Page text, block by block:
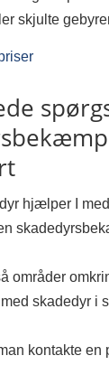
skjulte
hjælper I
områder
skadedyr i
kontakte en